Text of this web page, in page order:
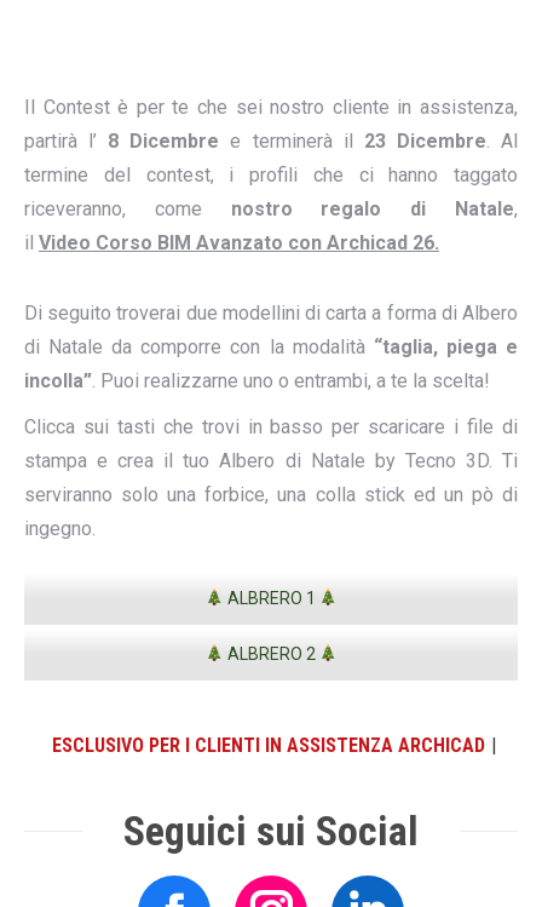
Il Contest è per te che sei nostro cliente in assistenza,
partirà l’ 8 Dicembre e terminerà il 23 Dicembre. Al
termine del contest, i profili che ci hanno taggato
riceveranno, come nostro regalo di Natale,
il Video Corso BIM Avanzato con Archicad 26.
Di seguito troverai due modellini di carta a forma di Albero
di Natale da comporre con la modalità “taglia, piega e
incolla”. Puoi realizzarne uno o entrambi, a te la scelta!
Clicca sui tasti che trovi in basso per scaricare i file di
stampa e crea il tuo Albero di Natale by Tecno 3D. Ti
serviranno solo una forbice, una colla stick ed un pò di
ingegno.
ALBRERO 1
ALBRERO 2
ESCLUSIVO PER I CLIENTI IN ASSIS |
Seguici sui Social